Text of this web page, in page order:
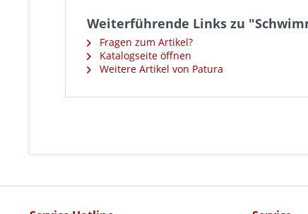
Weiterführende Links zu
Fragen zum Artikel?
Katalogseite öffnen
Weitere Artikel von Patura